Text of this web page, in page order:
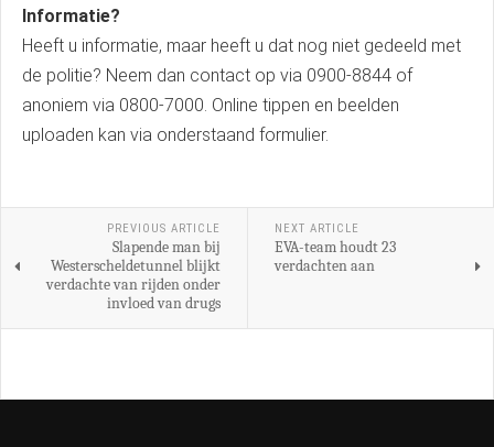
Informatie?
Heeft u informatie, maar heeft u dat nog niet gedeeld met
de politie? Neem dan contact op via 0900-8844 of
anoniem via 0800-7000. Online tippen en beelden
uploaden kan via onderstaand formulier.
PREVIOUS ARTICLE
Slapende man bij
Westerscheldetunnel blijkt
verdachte van rijden onder
invloed van drugs
NEXT ARTICLE
EVA-team houdt 23
verdachten aan